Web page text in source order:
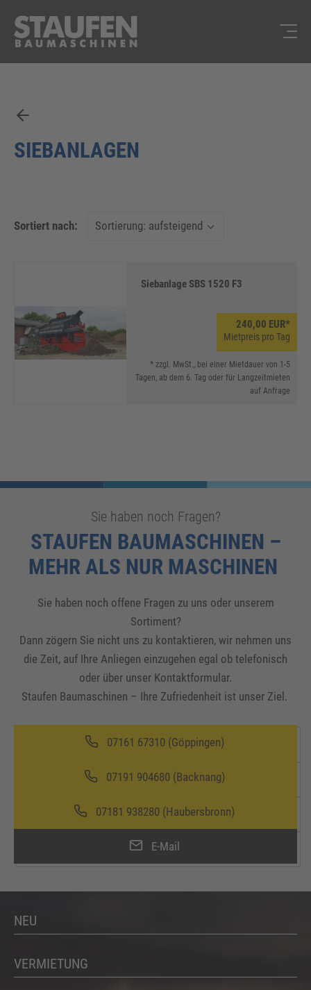
SIEBANLAGEN
Sortiert nach:
Siebanlage SBS 1520 F3
240,00 EUR*
Mietpreis pro Tag
* zzgl. MwSt., bei einer Mietdauer von 1-5
Tagen, ab dem 6. Tag oder für Langzeitmieten
auf Anfrage
Sie haben noch Fragen?
STAUFEN BAUMASCHINEN –
MEHR ALS NUR MASCHINEN
Sie haben noch offene Fragen zu uns oder unserem
Sortiment?
Dann zögern Sie nicht uns zu kontaktieren, wir nehmen uns
die Zeit, auf Ihre Anliegen einzugehen egal ob telefonisch
oder über unser Kontaktformular.
Staufen Baumaschinen – Ihre Zufriedenheit ist unser Ziel.
07161 67310 (Göppingen)
07191 904680 (Backnang)
07181 938280 (Haubersbronn)
E-Mail
NEU
VERMIETUNG